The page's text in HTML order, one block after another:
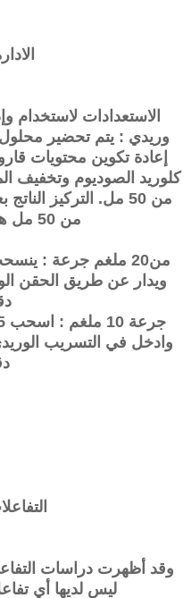
وريدي : يتم تحضير
كلوريد الصوديوم وتخفيف
من 50 مل. التركيز
من 50 مل هو 0.8 ملغ / مل
وقد أظهرت دراسات
ليس لديها أي